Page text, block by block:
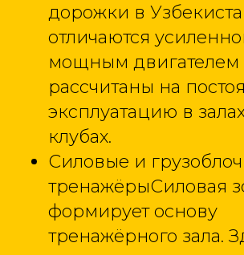
дорожки в
отличаются
мощным двигателем
рассчитаны на
эксплуатацию в
клубах.
Силовые и
тренажёрыСиловая
формирует основу
тренажёрного зала.